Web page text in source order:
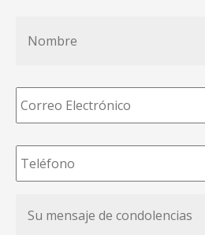
Correo
Electrónico *
Teléfono *
mensaje